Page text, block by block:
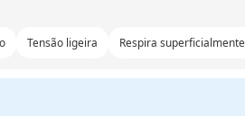
Tensão ligeira Respira superficialmente